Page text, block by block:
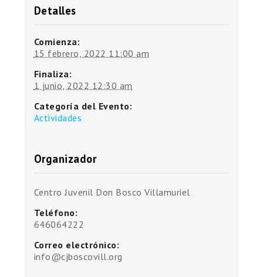
Detalles
Comienza:
15 febrero, 2022 11:00 am
Finaliza:
1 junio, 2022 12:30 am
Categoría del Evento:
Actividades
Organizador
Centro Juvenil Don Bosco Villamuriel
Teléfono:
646064222
Correo electrónico:
info@cjboscovill.org